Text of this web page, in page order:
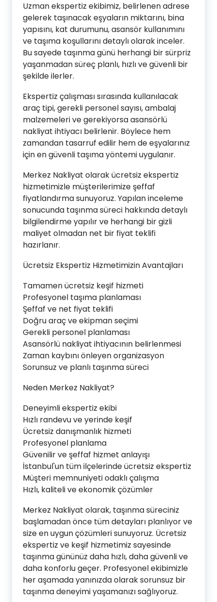
Uzman ekspertiz ekibimiz, belirlenen adrese
gelerek taşınacak eşyaların miktarını, bina
yapısını, kat durumunu, asansör kullanımını
ve taşıma koşullarını detaylı olarak inceler.
Bu sayede taşınma günü herhangi bir sürpriz
yaşanmadan süreç planlı, hızlı ve güvenli bir
şekilde ilerler.
Ekspertiz çalışması sırasında kullanılacak
araç tipi, gerekli personel sayısı, ambalaj
malzemeleri ve gerekiyorsa asansörlü
nakliyat ihtiyacı belirlenir. Böylece hem
zamandan tasarruf edilir hem de eşyalarınız
için en güvenli taşıma yöntemi uygulanır.
Merkez Nakliyat olarak ücretsiz ekspertiz
hizmetimizle müşterilerimize şeffaf
fiyatlandırma sunuyoruz. Yapılan inceleme
sonucunda taşınma süreci hakkında detaylı
bilgilendirme yapılır ve herhangi bir gizli
maliyet olmadan net bir fiyat teklifi
hazırlanır.
Ücretsiz Ekspertiz Hizmetimizin Avantajları
Tamamen ücretsiz keşif hizmeti
Profesyonel taşıma planlaması
Şeffaf ve net fiyat teklifi
Doğru araç ve ekipman seçimi
Gerekli personel planlaması
Asansörlü nakliyat ihtiyacının belirlenmesi
Zaman kaybını önleyen organizasyon
Sorunsuz ve planlı taşınma süreci
Neden Merkez Nakliyat?
Deneyimli ekspertiz ekibi
Hızlı randevu ve yerinde keşif
Ücretsiz danışmanlık hizmeti
Profesyonel planlama
Güvenilir ve şeffaf hizmet anlayışı
İstanbul'un tüm ilçelerinde ücretsiz ekspertiz
Müşteri memnuniyeti odaklı çalışma
Hızlı, kaliteli ve ekonomik çözümler
Merkez Nakliyat olarak, taşınma süreciniz
başlamadan önce tüm detayları planlıyor ve
size en uygun çözümleri sunuyoruz. Ücretsiz
ekspertiz ve keşif hizmetimiz sayesinde
taşınma gününüz daha hızlı, daha güvenli ve
daha konforlu geçer. Profesyonel ekibimizle
her aşamada yanınızda olarak sorunsuz bir
taşınma deneyimi yaşamanızı sağlıyoruz.